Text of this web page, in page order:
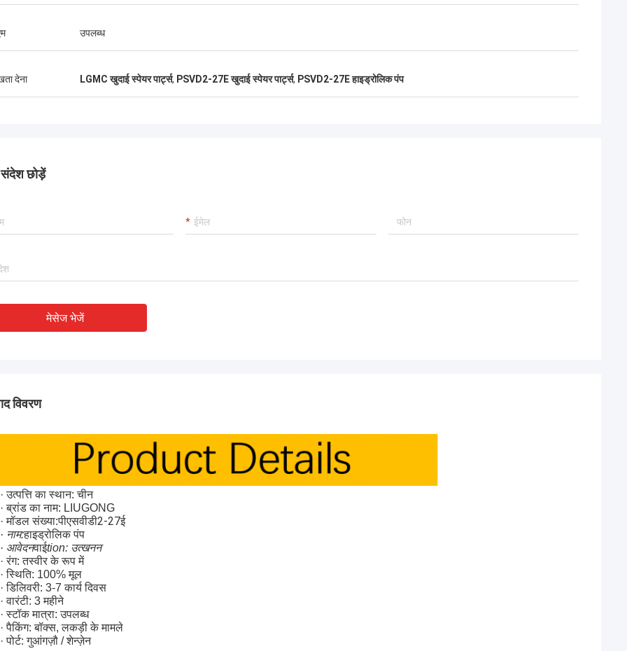
उपलब्ध
देना LGMC खुदाई स्पेयर पार्ट्स, PSVD2-27E खुदाई स्पेयर पार्ट्स, PSVD2-27E हाइड्रोलिक पंप
छोड़ें
मेसेज भेजें
विवरण
· उत्पत्ति का स्थान: चीन
· ब्रांड का नाम: LIUGONG
· मॉडल संख्या:पीएसवीडी2-27ई
· नाम:हाइड्रोलिक पंप
· आवेदनवाईtion: उत्खनन
· रंग: तस्वीर के रूप में
· स्थिति: 100% मूल
· डिलिवरी: 3-7 कार्य दिवस
· वारंटी: 3 महीने
· स्टॉक मात्रा: उपलब्ध
· पैकिंग: बॉक्स, लकड़ी के मामले
· पोर्ट: गुआंगज़ौ / शेन्ज़ेन